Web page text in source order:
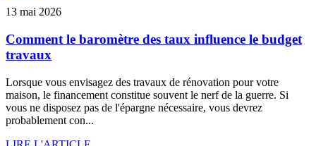
13 mai 2026
Comment le baromètre des taux influence le budget
travaux
Lorsque vous envisagez des travaux de rénovation pour votre
maison, le financement constitue souvent le nerf de la guerre. Si
vous ne disposez pas de l'épargne nécessaire, vous devrez
probablement con...